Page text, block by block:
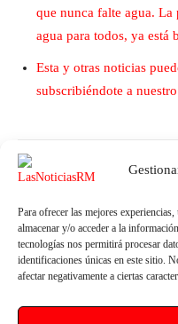
Para ofrecer las mejores
almacenar y/o acceder a la
tecnologías nos permitirá procesar
identificaciones únicas en este sitio.
afectar negativamente a ciertas
que nunca falte agua. La
agua para todos, ya está
Esta y otras noticias
subscribiéndote a
Artículo anterior
El Gobierno de Pedro